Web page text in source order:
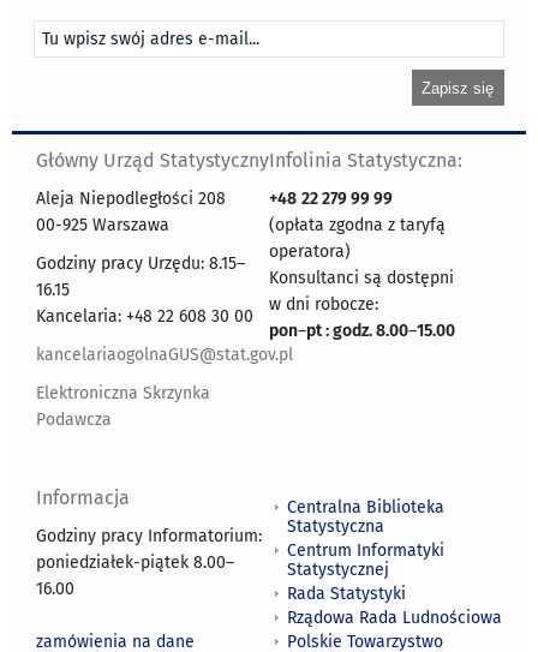
Główny Urząd Statystyczny
Aleja Niepodległości 208
00-925 Warszawa
Godziny pracy Urzędu: 8.15–
16.15
Kancelaria: +48 22 608 30 00
kancelariaogolnaGUS@stat.gov.pl
Elektroniczna Skrzynka
Podawcza
Infolinia Statystyczna:
+48 22 279 99 99
(opłata zgodna z taryfą
operatora)
Konsultanci są dostępni
w dni robocze:
pon–pt : godz. 8.00–15.00
Informacja
Godziny pracy Informatorium:
poniedziałek-piątek 8.00–
16.00
zamówienia na dane
Centralna Biblioteka
Statystyczna
Centrum Informatyki
Statystycznej
Rada Statystyki
Rządowa Rada Ludnościowa
Polskie Towarzystwo